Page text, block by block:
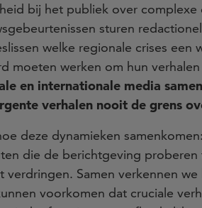
bij het publiek over
sturen
welke regionale crises een
moeten werken om hun
en internationale media
verhalen nooit de grens
deze dynamieken
die de berichtgeving
Samen verkennen
voorkomen dat cruciale